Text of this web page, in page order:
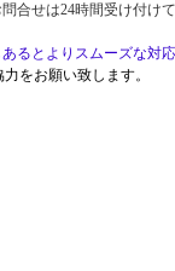
合せは24時間受け付け
るとよりスムーズな対
力をお願い致します。